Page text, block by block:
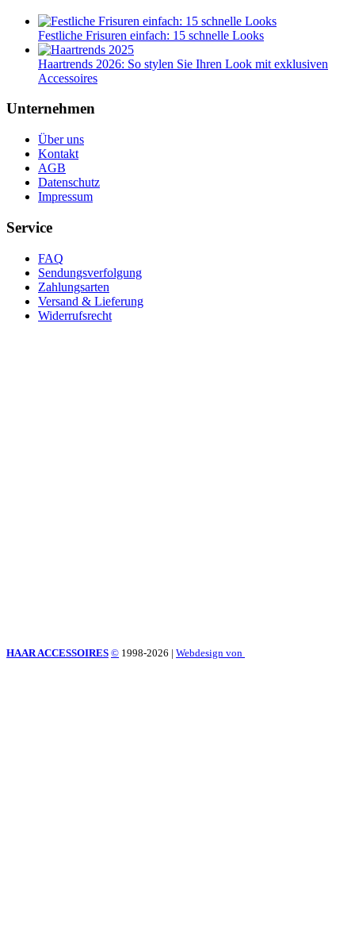
Festliche Frisuren einfach: 15 schnelle Looks
Haartrends 2026: So stylen Sie Ihren Look mit exklusiven
Accessoires
Unternehmen
Über uns
Kontakt
AGB
Datenschutz
Impressum
Service
FAQ
Sendungsverfolgung
Zahlungsarten
Versand & Lieferung
Widerrufsrecht
HAAR ACCESSOIRES © 1998-2026 | Webdesign von